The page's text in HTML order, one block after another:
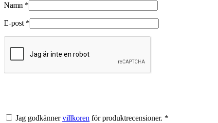
Namn *
E-post *
Jag godkännervillkoren för produktrecensioner. *